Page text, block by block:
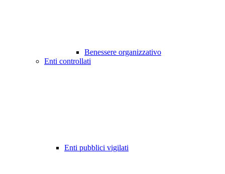
Benessere organizzativo
Enti controllati
Enti pubblici vigilati